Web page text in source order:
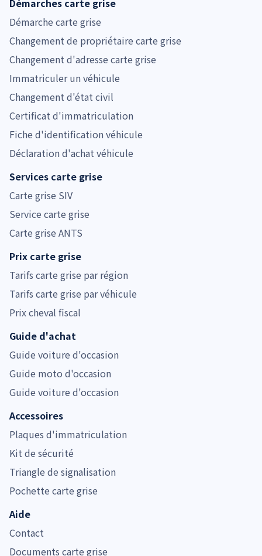
Démarches carte grise
Démarche carte grise
Changement de propriétaire carte grise
Changement d'adresse carte grise
Immatriculer un véhicule
Changement d'état civil
Certificat d'immatriculation
Fiche d'identification véhicule
Déclaration d'achat véhicule
Services carte grise
Carte grise SIV
Service carte grise
Carte grise ANTS
Prix carte grise
Tarifs carte grise par région
Tarifs carte grise par véhicule
Prix cheval fiscal
Guide d'achat
Guide voiture d'occasion
Guide moto d'occasion
Guide voiture d'occasion
Accessoires
Plaques d'immatriculation
Kit de sécurité
Triangle de signalisation
Pochette carte grise
Aide
Contact
Documents carte grise